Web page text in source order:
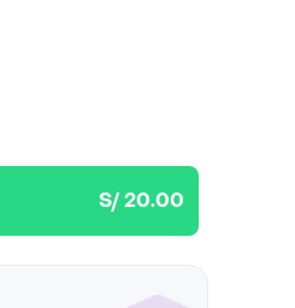
S/ 20.00